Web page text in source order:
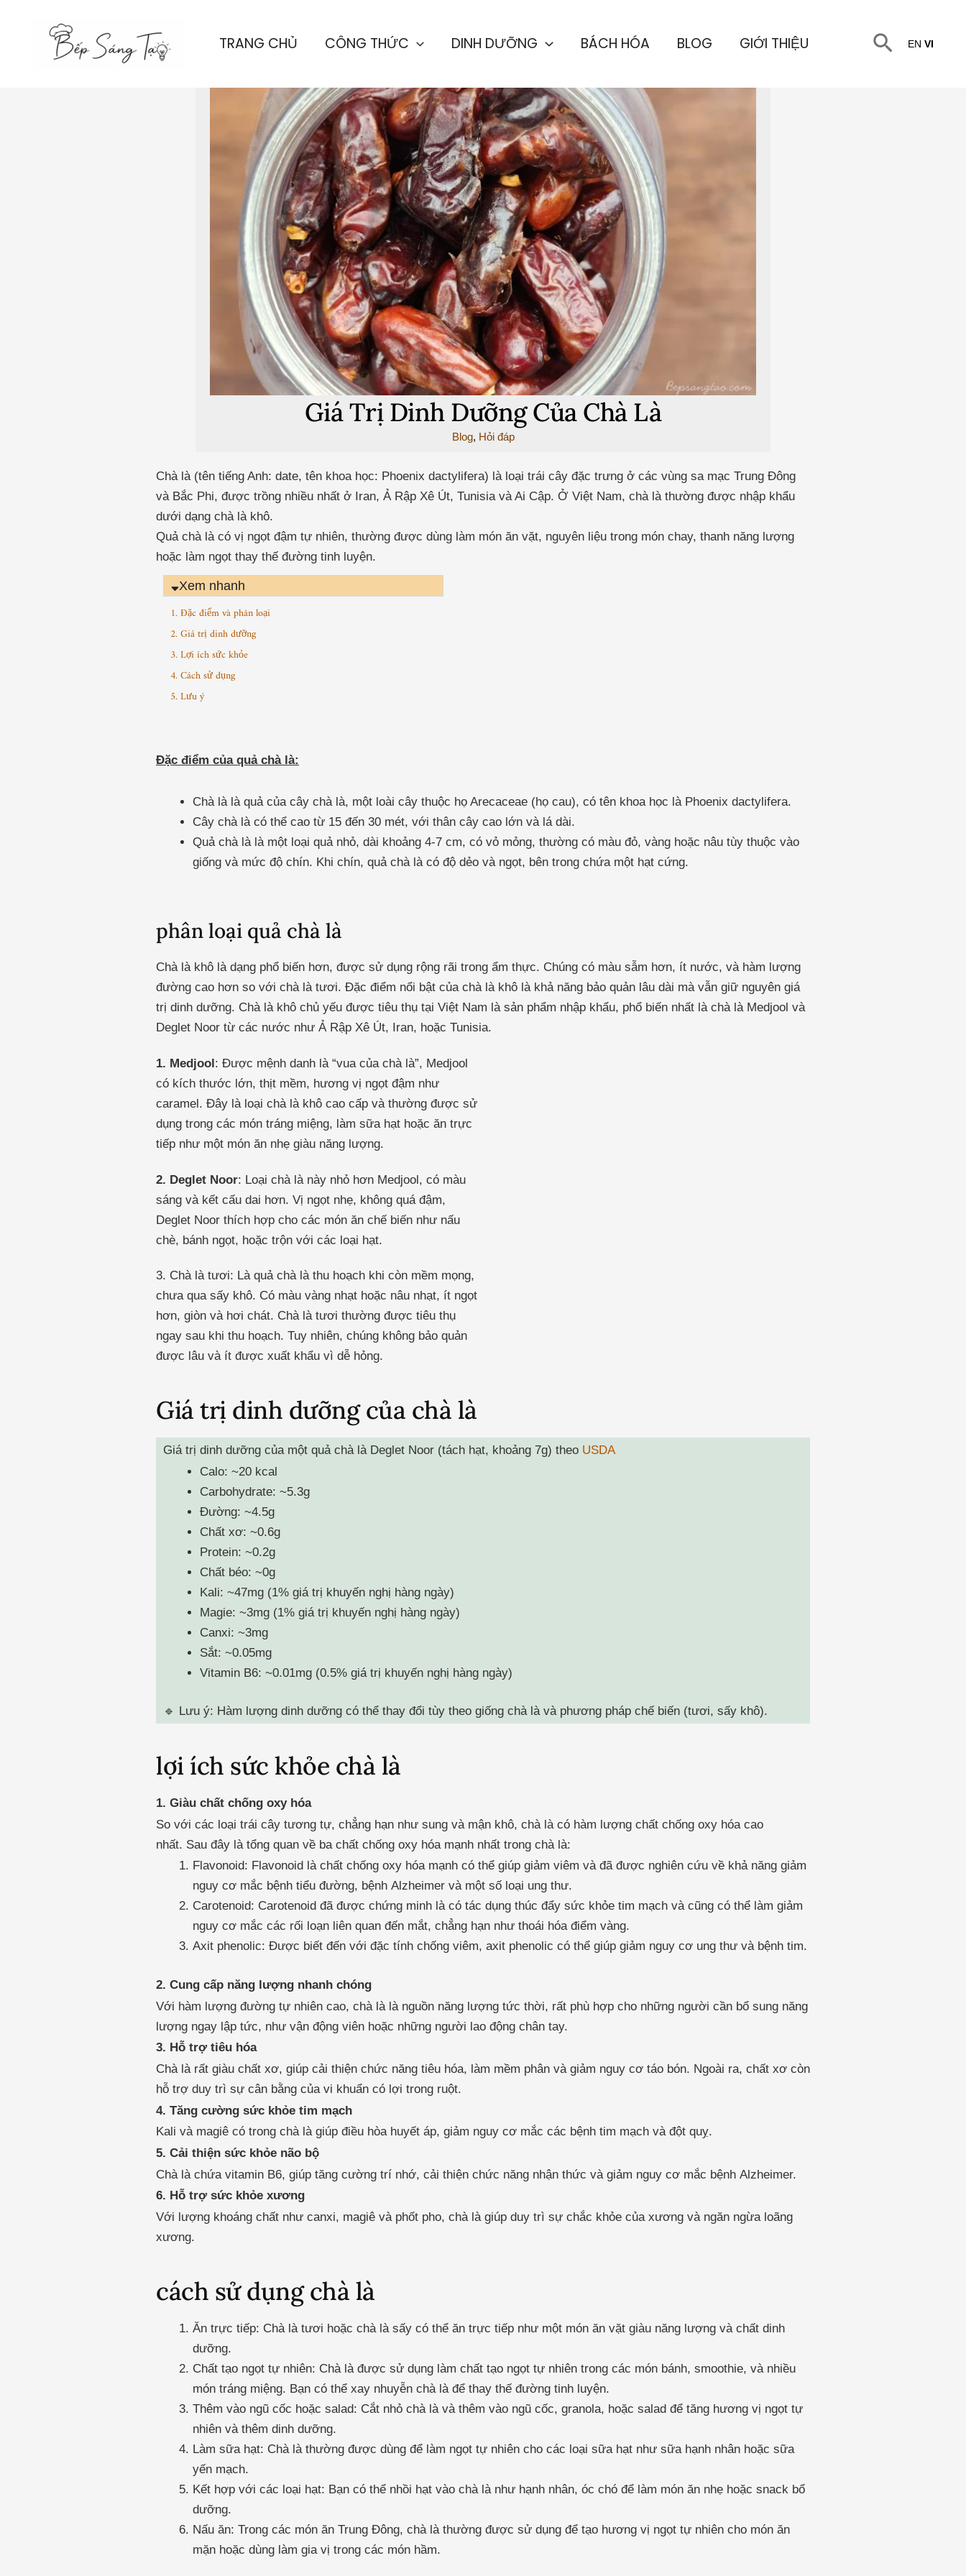
TRANG CHỦ CÔNG THỨC DINH DƯỠNG BÁCH HÓA BLOG GIỚI THIỆU
Tìm
EN VI
Giá Trị Dinh Dưỡng Của Chà Là
Blog, Hỏi đáp
Chà là (tên tiếng Anh: date, tên khoa học: Phoenix dactylifera) là loại trái cây đặc trưng ở các vùng sa mạc Trung Đông
và Bắc Phi, được trồng nhiều nhất ở Iran, Ả Rập Xê Út, Tunisia và Ai Cập. Ở Việt Nam, chà là thường được nhập khẩu
dưới dạng chà là khô.
Quả chà là có vị ngọt đậm tự nhiên, thường được dùng làm món ăn vặt, nguyên liệu trong món chay, thanh năng lượng
hoặc làm ngọt thay thế đường tinh luyện.
Xem nhanh
1. Đặc điểm và phân loại
2. Giá trị dinh dưỡng
3. Lợi ích sức khỏe
4. Cách sử dụng
5. Lưu ý
Đặc điểm của quả chà là:
Chà là là quả của cây chà là, một loài cây thuộc họ Arecaceae (họ cau), có tên khoa học là Phoenix dactylifera.
Cây chà là có thể cao từ 15 đến 30 mét, với thân cây cao lớn và lá dài.
Quả chà là là một loại quả nhỏ, dài khoảng 4-7 cm, có vỏ mỏng, thường có màu đỏ, vàng hoặc nâu tùy thuộc vào
giống và mức độ chín. Khi chín, quả chà là có độ dẻo và ngọt, bên trong chứa một hạt cứng.
phân loại quả chà là
Chà là khô là dạng phổ biến hơn, được sử dụng rộng rãi trong ẩm thực. Chúng có màu sẫm hơn, ít nước, và hàm lượng
đường cao hơn so với chà là tươi. Đặc điểm nổi bật của chà là khô là khả năng bảo quản lâu dài mà vẫn giữ nguyên giá
trị dinh dưỡng. Chà là khô chủ yếu được tiêu thụ tại Việt Nam là sản phẩm nhập khẩu, phổ biến nhất là chà là Medjool và
Deglet Noor từ các nước như Ả Rập Xê Út, Iran, hoặc Tunisia.
1. Medjool: Được mệnh danh là “vua của chà là”, Medjool
có kích thước lớn, thịt mềm, hương vị ngọt đậm như
caramel. Đây là loại chà là khô cao cấp và thường được sử
dụng trong các món tráng miệng, làm sữa hạt hoặc ăn trực
tiếp như một món ăn nhẹ giàu năng lượng.
2. Deglet Noor: Loại chà là này nhỏ hơn Medjool, có màu
sáng và kết cấu dai hơn. Vị ngọt nhẹ, không quá đậm,
Deglet Noor thích hợp cho các món ăn chế biến như nấu
chè, bánh ngọt, hoặc trộn với các loại hạt.
3. Chà là tươi: Là quả chà là thu hoạch khi còn mềm mọng,
chưa qua sấy khô. Có màu vàng nhạt hoặc nâu nhạt, ít ngọt
hơn, giòn và hơi chát. Chà là tươi thường được tiêu thụ
ngay sau khi thu hoạch. Tuy nhiên, chúng không bảo quản
được lâu và ít được xuất khẩu vì dễ hỏng.
Giá trị dinh dưỡng của chà là
Giá trị dinh dưỡng của một quả chà là Deglet Noor (tách hạt, khoảng 7g) theo USDA
Calo: ~20 kcal
Carbohydrate: ~5.3g
Đường: ~4.5g
Chất xơ: ~0.6g
Protein: ~0.2g
Chất béo: ~0g
Kali: ~47mg (1% giá trị khuyến nghị hàng ngày)
Magie: ~3mg (1% giá trị khuyến nghị hàng ngày)
Canxi: ~3mg
Sắt: ~0.05mg
Vitamin B6: ~0.01mg (0.5% giá trị khuyến nghị hàng ngày)
🔹 Lưu ý: Hàm lượng dinh dưỡng có thể thay đổi tùy theo giống chà là và phương pháp chế biến (tươi, sấy khô).
lợi ích sức khỏe chà là
1. Giàu chất chống oxy hóa
So với các loại trái cây tương tự, chẳng hạn như sung và mận khô, chà là có hàm lượng chất chống oxy hóa cao
nhất. Sau đây là tổng quan về ba chất chống oxy hóa mạnh nhất trong chà là:
Flavonoid: Flavonoid là chất chống oxy hóa mạnh có thể giúp giảm viêm và đã được nghiên cứu về khả năng giảm
nguy cơ mắc bệnh tiểu đường, bệnh Alzheimer và một số loại ung thư.
Carotenoid: Carotenoid đã được chứng minh là có tác dụng thúc đẩy sức khỏe tim mạch và cũng có thể làm giảm
nguy cơ mắc các rối loạn liên quan đến mắt, chẳng hạn như thoái hóa điểm vàng.
Axit phenolic: Được biết đến với đặc tính chống viêm, axit phenolic có thể giúp giảm nguy cơ ung thư và bệnh tim.
2. Cung cấp năng lượng nhanh chóng
Với hàm lượng đường tự nhiên cao, chà là là nguồn năng lượng tức thời, rất phù hợp cho những người cần bổ sung năng
lượng ngay lập tức, như vận động viên hoặc những người lao động chân tay.
3. Hỗ trợ tiêu hóa
Chà là rất giàu chất xơ, giúp cải thiện chức năng tiêu hóa, làm mềm phân và giảm nguy cơ táo bón. Ngoài ra, chất xơ còn
hỗ trợ duy trì sự cân bằng của vi khuẩn có lợi trong ruột.
4. Tăng cường sức khỏe tim mạch
Kali và magiê có trong chà là giúp điều hòa huyết áp, giảm nguy cơ mắc các bệnh tim mạch và đột quỵ.
5. Cải thiện sức khỏe não bộ
Chà là chứa vitamin B6, giúp tăng cường trí nhớ, cải thiện chức năng nhận thức và giảm nguy cơ mắc bệnh Alzheimer.
6. Hỗ trợ sức khỏe xương
Với lượng khoáng chất như canxi, magiê và phốt pho, chà là giúp duy trì sự chắc khỏe của xương và ngăn ngừa loãng
xương.
cách sử dụng chà là
Ăn trực tiếp: Chà là tươi hoặc chà là sấy có thể ăn trực tiếp như một món ăn vặt giàu năng lượng và chất dinh
dưỡng.
Chất tạo ngọt tự nhiên: Chà là được sử dụng làm chất tạo ngọt tự nhiên trong các món bánh, smoothie, và nhiều
món tráng miệng. Bạn có thể xay nhuyễn chà là để thay thế đường tinh luyện.
Thêm vào ngũ cốc hoặc salad: Cắt nhỏ chà là và thêm vào ngũ cốc, granola, hoặc salad để tăng hương vị ngọt tự
nhiên và thêm dinh dưỡng.
Làm sữa hạt: Chà là thường được dùng để làm ngọt tự nhiên cho các loại sữa hạt như sữa hạnh nhân hoặc sữa
yến mạch.
Kết hợp với các loại hạt: Bạn có thể nhồi hạt vào chà là như hạnh nhân, óc chó để làm món ăn nhẹ hoặc snack bổ
dưỡng.
Nấu ăn: Trong các món ăn Trung Đông, chà là thường được sử dụng để tạo hương vị ngọt tự nhiên cho món ăn
mặn hoặc dùng làm gia vị trong các món hầm.